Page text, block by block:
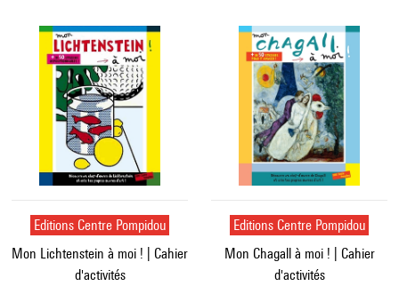
Editions Centre Pompidou
Mon Lichtenstein à moi ! | Cahier
d'activités
Editions Centre Pompidou
Mon Chagall à moi ! | Cahier
d'activités